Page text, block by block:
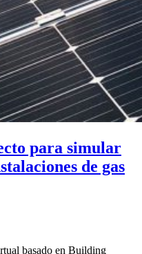
para simular
de gas
basado en Building